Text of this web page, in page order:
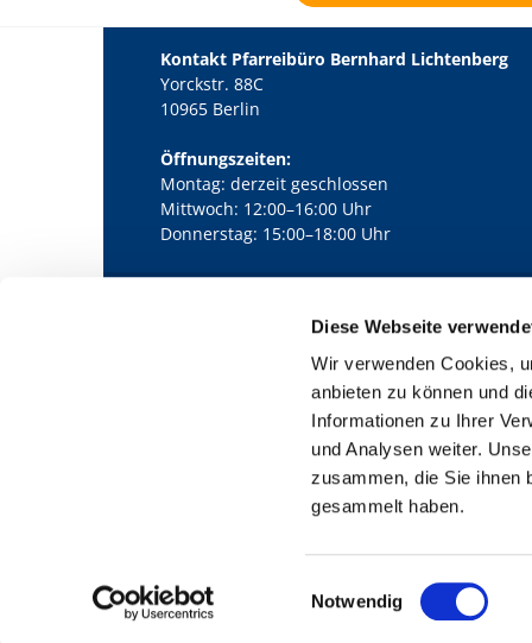
Diese Webseite
Wir verwenden Cookies,
anbieten zu können und
Informationen zu Ihrer
und Analysen weiter.
zusammen, die Sie ihnen
gesammelt haben.
i
Notwendig
Kontakt Pfarreibüro Bernhard Lichtenberg
Yorckstr. 88C
10965 Berlin
Öffnungszeiten:
Montag: derzeit geschlossen
Mittwoch: 12:00–16:00 Uhr
Donnerstag: 15:00–18:00 Uhr
Kath. Kirchengemeinde Pfarrei